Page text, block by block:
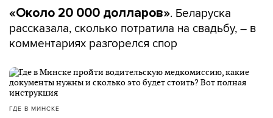
«Около 20 000 долларов». Беларуска
рассказала, сколько потратила на свадьбу, – в
комментариях разгорелся спор
ГДЕ В МИНСКЕ